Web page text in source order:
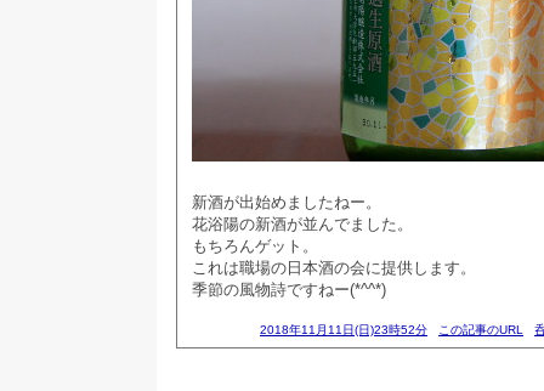
新酒が出始めましたねー。
花浴陽の新酒が並んでました。
もちろんゲット。
これは職場の日本酒の会に提供します。
季節の風物詩ですねー(*^^*)
2018年11月11日(日)23時52分 この記事のURL